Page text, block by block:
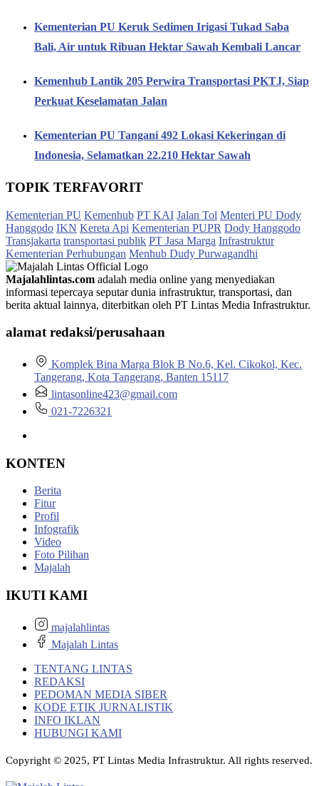
Kementerian PU Keruk Sedimen Irigasi Tukad Saba
Bali, Air untuk Ribuan Hektar Sawah Kembali Lancar
Kemenhub Lantik 205 Perwira Transportasi PKTJ, Siap
Perkuat Keselamatan Jalan
Kementerian PU Tangani 492 Lokasi Kekeringan di
Indonesia, Selamatkan 22.210 Hektar Sawah
TOPIK TERFAVORIT
Kementerian PU Kemenhub PT KAI Jalan Tol Menteri PU Dody
Hanggodo IKN Kereta Api Kementerian PUPR Dody Hanggodo
Transjakarta transportasi publik PT Jasa Marga Infrastruktur
Kementerian Perhubungan Menhub Dudy Purwagandhi
Majalahlintas.com adalah media online yang menyediakan
informasi tepercaya seputar dunia infrastruktur, transportasi, dan
berita aktual lainnya, diterbitkan oleh PT Lintas Media Infrastruktur.
alamat redaksi/perusahaan
Komplek Bina Marga Blok B No.6, Kel. Cikokol, Kec.
Tangerang, Kota Tangerang, Banten 15117
lintasonline423@gmail.com
021-7226321
KONTEN
Berita
Fitur
Profil
Infografik
Video
Foto Pilihan
Majalah
IKUTI KAMI
majalahlintas
Majalah Lintas
TENTANG LINTAS
REDAKSI
PEDOMAN MEDIA SIBER
KODE ETIK JURNALISTIK
INFO IKLAN
HUBUNGI KAMI
Copyright © 2025, PT Lintas Media Infrastruktur. All rights reserved.